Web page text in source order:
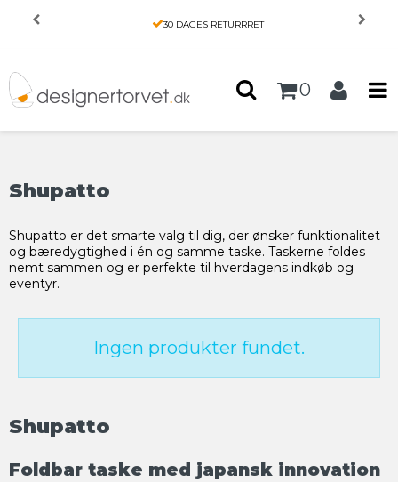
PRIS MATCH
0
Forside Brands / Shupatto
Shupatto
Shupatto er det smarte valg til dig, der ønsker funktionalitet
og bæredygtighed i én og samme taske. Taskerne foldes
nemt sammen og er perfekte til hverdagens indkøb og
eventyr.
Ingen produkter fundet.
Shupatto
Foldbar taske med japansk innovation